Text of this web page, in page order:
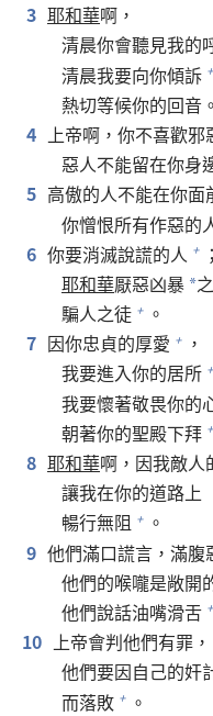
3 耶和華啊，
清晨你會聽見我的
清晨我要向你傾訴 +
熱切等候你的回音。
4 上帝啊，你不喜歡邪
惡人不能留在你身
5 高傲的人不能在你面
你憎恨所有作惡的
6 你要消滅說謊的人 +
；
耶和華厭惡凶暴 *
騙人之徒 + 。
7 因你忠貞的厚愛 +
，
我要進入你的居所 +
我要懷著敬畏你的
朝著你的聖殿下拜 +
8 耶和華啊，因我敵人
讓我在你的道路上
暢行無阻 + 。
9 他們滿口謊言，滿腹
他們的喉嚨是敞開
他們說話油嘴滑舌 +
10 上帝會判他們有罪，
他們要因自己的奸
而落敗 + 。